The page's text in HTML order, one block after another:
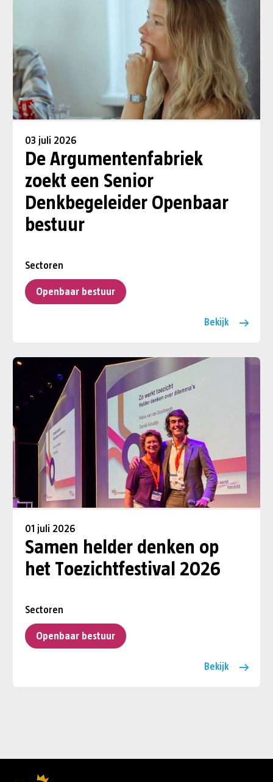
03 juli 2026
De Argumentenfabriek
zoekt een Senior
Denkbegeleider Openbaar
bestuur
Sectoren
Openbaar bestuur
Bekijk
01 juli 2026
Samen helder denken op
het Toezichtfestival 2026
Sectoren
Openbaar bestuur
Bekijk